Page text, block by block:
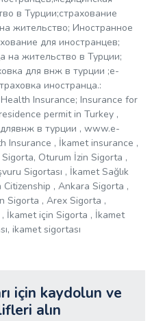
в Турции;страхование
жительство; Иностранное
для иностранцев;
на жительство в Турции;
для внж в турции ;e-
иностранца.:
Insurance; Insurance for
permit in Turkey ,
в турции , www.e-
Insurance , İkamet insurance ,
Sigorta, Oturum İzin Sigorta ,
Sigortası , İkamet Sağlık
, Ankara Sigorta ,
Sigorta , Arex Sigorta ,
İkamet için Sigorta , İkamet
ikamet sigortası
için kaydolun ve
alın